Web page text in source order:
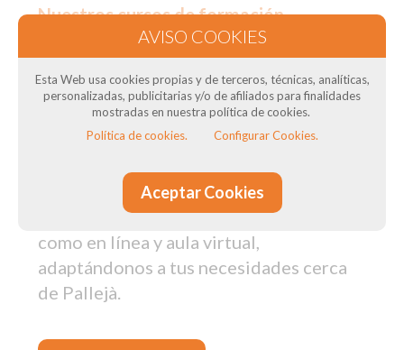
Nuestros cursos de formación
en Pallejà: Para transportistas
¿Necesitas el Curso CAP para tus
conductores? ¿Necesitas curso de ADR
? ¿Quieres obtener el título del
Centro de Formación de Conductores,
impartimos cursos tanto presenciales
como en línea y aula virtual,
adaptándonos a tus necesidades cerca
de Pallejà.
Esta Web usa cookies propias y de terceros, técnicas, analíticas,
personalizadas, publicitarias y/o de afiliados para finalidades
mostradas en nuestra política de cookies.
Política de cookies.
Configurar Cookies.
Aceptar Cookies